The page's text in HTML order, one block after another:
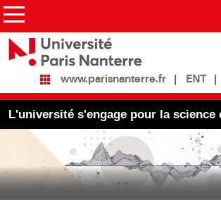
www.parisnanterre.fr ENT
L'université s'engage pour la science